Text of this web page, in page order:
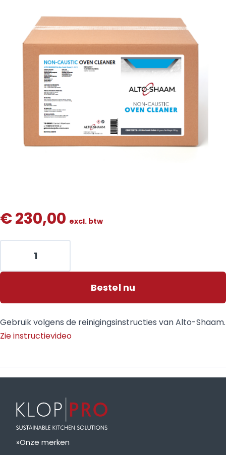
€230,00 excl. btw
Bestel nu
Gebruik volgens de reinigingsinstructies van Alto-Shaam.
Zie instructievideo
Onze merken